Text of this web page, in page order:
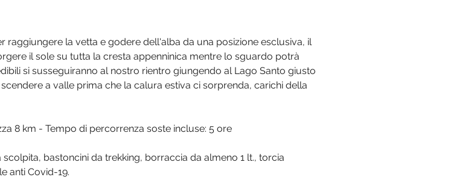
raggiungere la vetta e godere dell'alba da una posizione esclusiva, il
il sole su tutta la cresta appenninica mentre lo sguardo potrà
si susseguiranno al nostro rientro giungendo al Lago Santo giusto
a valle prima che la calura estiva ci sorprenda, carichi della
8 km - Tempo di percorrenza soste incluse: 5 ore
bastoncini da trekking, borraccia da almeno 1 lt., torcia
anti Covid-19.